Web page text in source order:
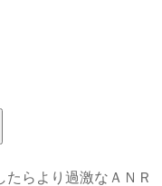
たらより過激なＡＮＲ